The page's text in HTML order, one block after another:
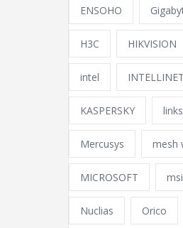
ENSOHO
H3C HIKVISION
intel INTELLINET
KASPERSKY
Mercusys mesh
MICROSOFT msi
Nuclias Orico